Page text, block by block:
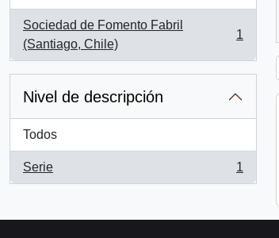
Sociedad de Fomento Fabril
(Santiago, Chile)
, 1 resultados
1
Nivel de descripción
Todos
Serie
, 1 resultados
1